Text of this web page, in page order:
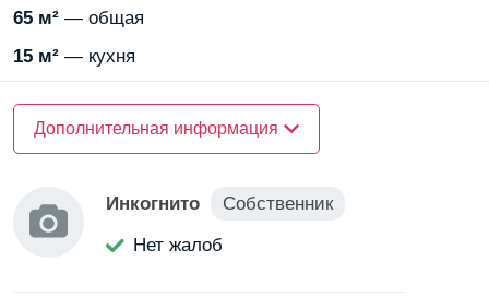
65 м² — общая
15 м² — кухня
Рядом —парк
Рядом — больница
Рядом — десткий сад
Дополнительная информация
Инкогнито
Собственник
Нет жалоб